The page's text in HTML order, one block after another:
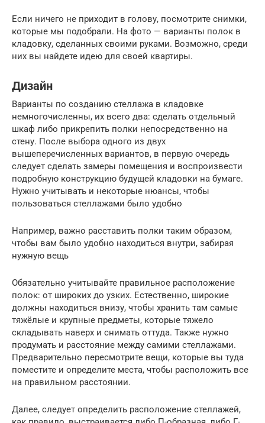
Если ничего не приходит в голову, посмотрите снимки,
которые мы подобрали. На фото — варианты полок в
кладовку, сделанных своими руками. Возможно, среди
них вы найдете идею для своей квартиры.
Дизайн
Варианты по созданию стеллажа в кладовке
немногочисленны, их всего два: сделать отдельный
шкаф либо прикрепить полки непосредственно на
стену. После выбора одного из двух
вышеперечисленных вариантов, в первую очередь
следует сделать замеры помещения и воспроизвести
подробную конструкцию будущей кладовки на бумаге.
Нужно учитывать и некоторые нюансы, чтобы
пользоваться стеллажами было удобно
Например, важно расставить полки таким образом,
чтобы вам было удобно находиться внутри, забирая
нужную вещь
Обязательно учитывайте правильное расположение
полок: от широких до узких. Естественно, широкие
должны находиться внизу, чтобы хранить там самые
тяжёлые и крупные предметы, которые тяжело
складывать наверх и снимать оттуда. Также нужно
продумать и расстояние между самими стеллажами.
Предварительно пересмотрите вещи, которые вы туда
поместите и определите места, чтобы расположить все
на правильном расстоянии.
Далее, следует определить расположение стеллажей,